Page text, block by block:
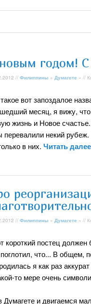
годом!
// Филиппины » Думагете » //
вот запоздалое
месяц, я вижу,
жизнь и Новое
перевалили некий
в них. Читать далее
// Филиппины » Думагете » //
короткий постец
что... В общем,
я как раз
то мере очень
и двигаемся